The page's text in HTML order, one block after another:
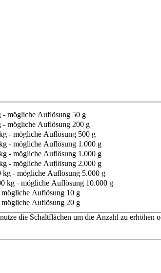
- mögliche Auflösung 50 g
- mögliche Auflösung 200 g
- mögliche Auflösung 500 g
- mögliche Auflösung 1.000 g
- mögliche Auflösung 1.000 g
- mögliche Auflösung 2.000 g
kg - mögliche Auflösung 5.000 g
kg - mögliche Auflösung 10.000 g
Auflösung 10 g
Auflösung 20 g
die Schaltflächen um die Anzahl zu erhöhen